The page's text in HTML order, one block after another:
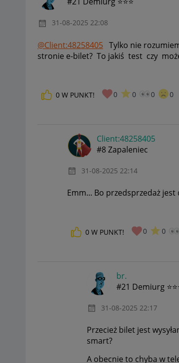
‎31-08-2025 22:08
@Client:48258405 Tylko nie
stronie e-bilet? To jakiś test czy
0 W PUNKT! 0 0 0 0
Client:48258405
#8 Zapaleniec
‎31-08-2025 22:14
Emm... Bo przedsprzedaż
0 W PUNKT! 0 0
br.
#21 Demiurg
‎31-08-2025 22:17
Przecież bilet jest
smart?
A obecnie to chyba w